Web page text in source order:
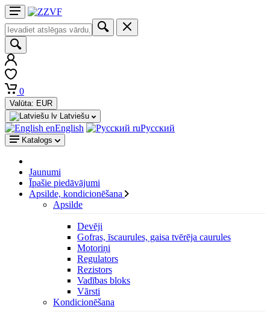
0
Valūta: EUR
Latviešu
English Русский
Katalogs
Jaunumi
Īpašie piedāvājumi
Apsilde, kondicionēšana
Apsilde
Devēji
Gofras, īscaurules, gaisa tvērēja caurules
Motoriņi
Regulators
Rezistors
Vadības bloks
Vārsti
Kondicionēšana